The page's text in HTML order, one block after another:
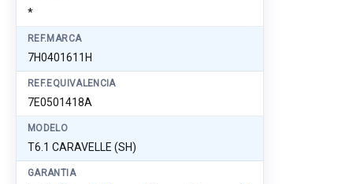
*
REF.MARCA
7H0401611H
REF.EQUIVALENCIA
7E0501418A
MODELO
T6.1 CARAVELLE (SH)
GARANTIA